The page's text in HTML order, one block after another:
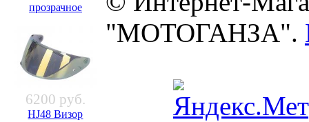
прозрачное
6200 руб.
HJ48 Визор
"МОТОГАНЗА".